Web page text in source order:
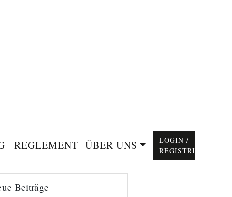
REGLEMENT ÜBER UNS
LOGIN /
REGISTRIEREN
Beiträge